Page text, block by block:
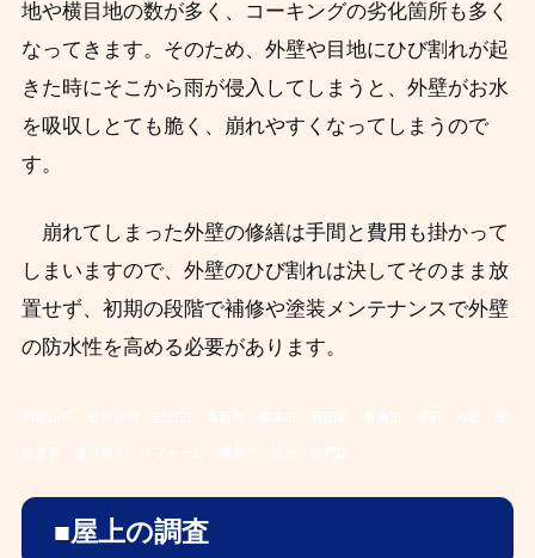
地や横目地の数が多く、コーキングの劣化箇所も多く
なってきます。 そのため、外壁や目地にひび割れが起
きた時にそこから雨が侵入してしまうと、外壁がお水
を吸収しとても脆く、崩れやすくなってしまうので
す。
崩れてしまった外壁の修繕は手間と費用も掛かって
しまいますので、外壁のひび割れは決してそのまま放
置せず、初期の段階で補修や塗装メンテナンスで外壁
の防水性を高める必要があります。
■屋上の調査